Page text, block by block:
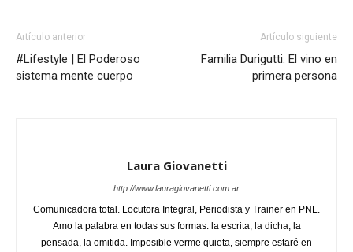
Artículo anterior
#Lifestyle | El Poderoso
sistema mente cuerpo
Artículo siguiente
Familia Durigutti: El vino en
primera persona
Laura Giovanetti
http://www.lauragiovanetti.com.ar
Comunicadora total. Locutora Integral, Periodista y Trainer en PNL.
Amo la palabra en todas sus formas: la escrita, la dicha, la
pensada, la omitida. Imposible verme quieta, siempre estaré en